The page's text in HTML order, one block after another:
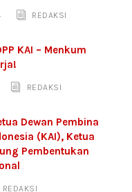
REDAKSI
KAI – Menkum
REDAKSI
Dewan Pembina
(KAI), Ketua
Pembentukan
REDAKSI